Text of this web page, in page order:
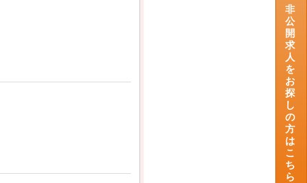
非
公
開
求
人
を
お
探
し
の
方
は
こ
ち
ら